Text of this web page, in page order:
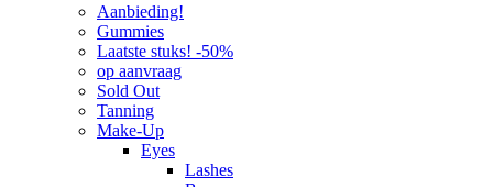
Aanbieding!
Gummies
Laatste stuks! -50%
op aanvraag
Sold Out
Tanning
Make-Up
Eyes
Lashes